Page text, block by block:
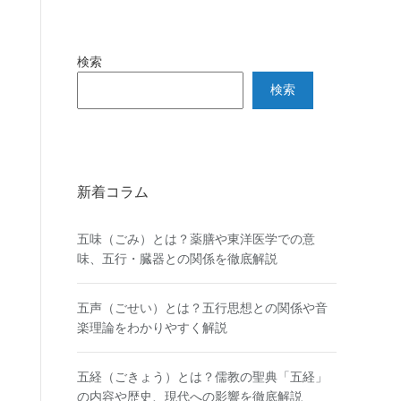
検索
検索
新着コラム
五味（ごみ）とは？薬膳や東洋医学での意
味、五行・臓器との関係を徹底解説
五声（ごせい）とは？五行思想との関係や音
楽理論をわかりやすく解説
五経（ごきょう）とは？儒教の聖典「五経」
の内容や歴史、現代への影響を徹底解説